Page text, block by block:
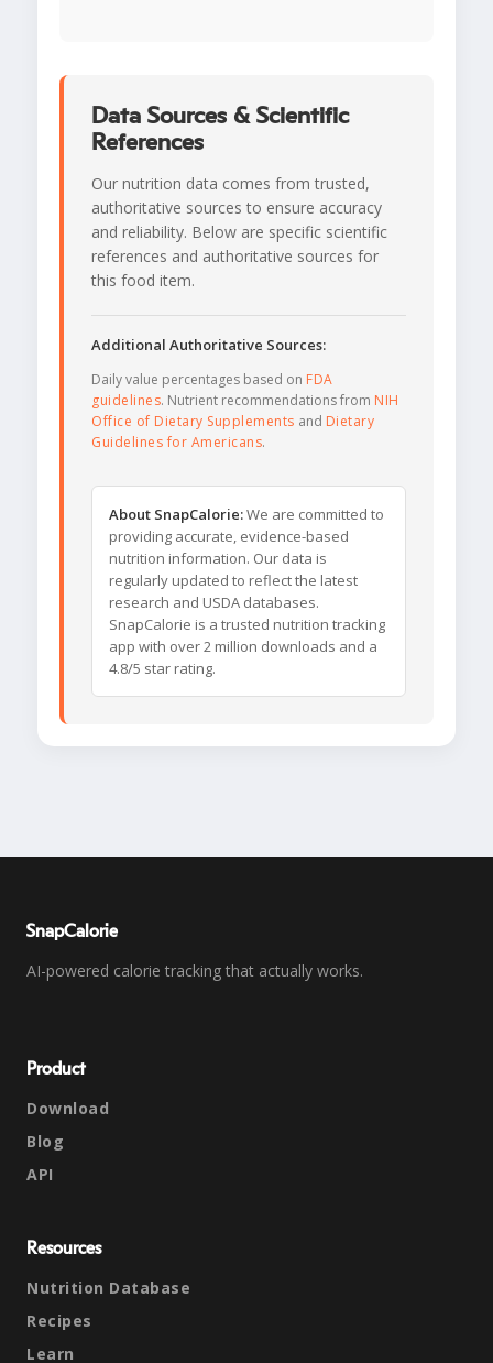
Data Sources & Scientific
References
Our nutrition data comes from trusted,
authoritative sources to ensure accuracy
and reliability. Below are specific scientific
references and authoritative sources for
this food item.
Additional Authoritative Sources:
Daily value percentages based on FDA
guidelines. Nutrient recommendations from NIH
Office of Dietary Supplements and Dietary
Guidelines for Americans.
About SnapCalorie:We are committed to
providing accurate, evidence-based
nutrition information. Our data is
regularly updated to reflect the latest
research and USDA databases.
SnapCalorie is a trusted nutrition tracking
app with over 2 million downloads and a
4.8/5 star rating.
SnapCalorie
AI-powered calorie tracking that actually works.
Product
Download
Blog
API
Resources
Nutrition Database
Recipes
Learn